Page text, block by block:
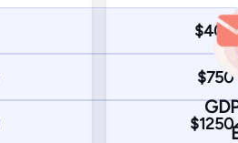
$400
$750
$1250
You get with Pro
Inbox
IP & domain
SPF and DKIM